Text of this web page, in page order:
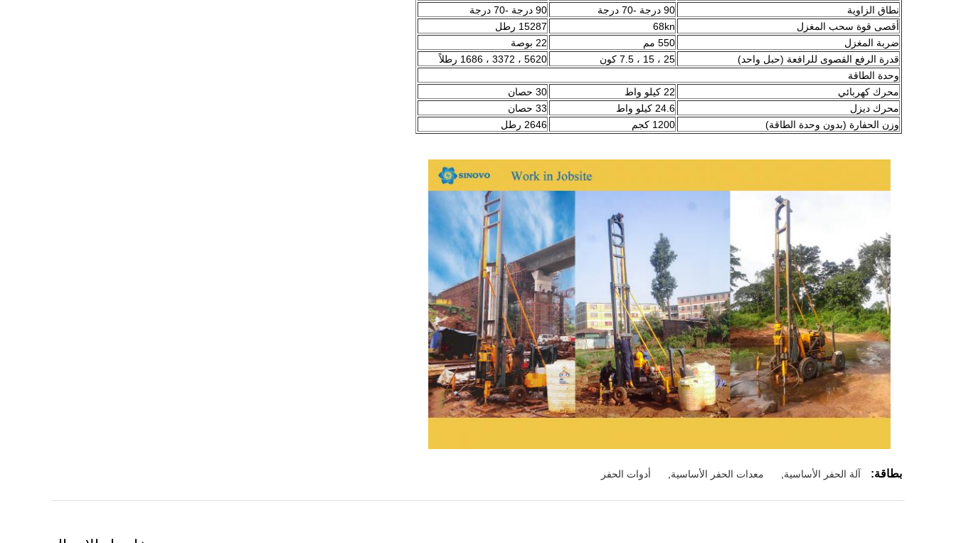
نطاق الزاوية
90 درجة -70 درجة
90 درجة -70 درجة
أقصى قوة سحب المغزل
68kn
15287 رطل
ضربة المغزل
550 مم
22 بوصة
قدرة الرفع القصوى للرافعة (حبل واحد)
25 ، 15 ، 7.5 كون
5620 ، 3372 ، 1686 رطلاً
وحدة الطاقة
محرك كهربائي
22 كيلو واط
30 حصان
محرك ديزل
24.6 كيلو واط
33 حصان
وزن الحفارة (بدون وحدة الطاقة)
1200 كجم 2646 رطل
بطاقة: آلة الحفر الأساسية معدات الحفر الأساسية أدوات الحفر